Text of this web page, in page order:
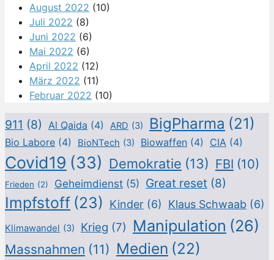
August 2022 (10)
Juli 2022 (8)
Juni 2022 (6)
Mai 2022 (6)
April 2022 (12)
März 2022 (11)
Februar 2022 (10)
911 (8) Al Qaida (4) ARD (3) BigPharma (21)
Bio Labore (4) BioNTech (3) Biowaffen (4) CIA (4)
Covid19 (33) Demokratie (13) FBI (10)
Frieden (2) Geheimdienst (5) Great reset (8)
Impfstoff (23) Kinder (6) Klaus Schwaab (6)
Klimawandel (3) Krieg (7) Manipulation (26)
Massnahmen (11) Medien (22)